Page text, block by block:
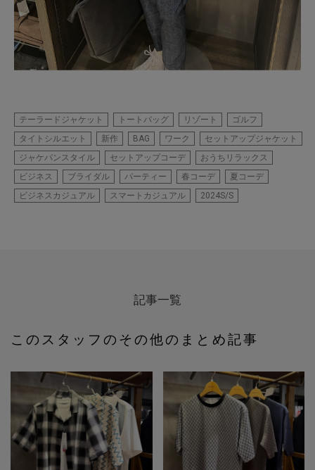
テーラードジャケット トートバッグ リゾート
ゴルフ
タイトシルエット
新作 BAG ワーク
セットアップジャケット
ジャケパンスタイル
セットアップコーデ
おうちリラックス
ビジネス
ブライダル パーティー 春コーデ
夏コーデ
ビジネスカジュアル
スマートカジュアル 2024S/S
記事一覧
このスタッフのその他のまとめ記事